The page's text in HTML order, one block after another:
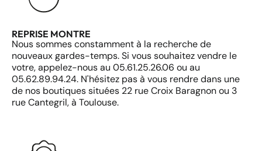
REPRISE MONTRE
Nous sommes constamment à la recherche de
nouveaux gardes-temps. Si vous souhaitez vendre le
votre, appelez-nous au 05.61.25.26.06 ou au
05.62.89.94.24. N'hésitez pas à vous rendre dans une
de nos boutiques situées 22 rue Croix Baragnon ou 3
rue Cantegril, à Toulouse.